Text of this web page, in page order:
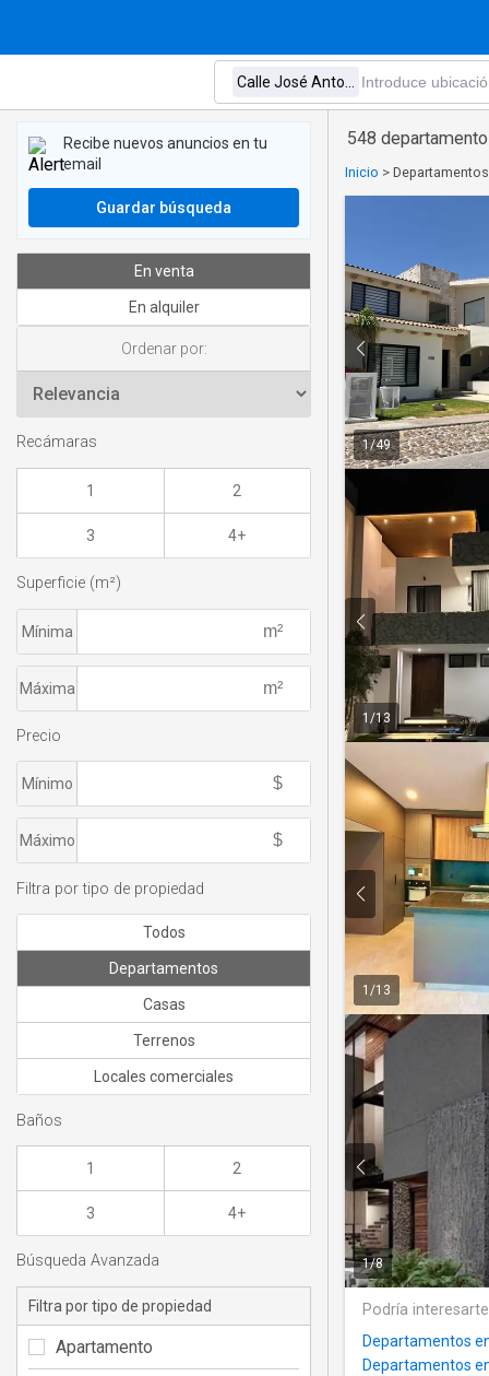
548
Inicio >
1/49
1 /13
1 /13
1/8
Podría
Departamentos
Departamentos
Recibe nuevos anuncios en tu
email
Guardar búsqueda
En venta
En alquiler
Ordenar por:
Recámaras
1 2
3 4+
Superficie (m²)
Mínima
Máxima
Precio
Mínimo
Máximo
Filtra por tipo de propiedad
Todos
Departamentos
Casas
Terrenos
Locales comerciales
Baños
1 2
3 4+
Búsqueda Avanzada
Filtra por tipo de propiedad
Apartamento